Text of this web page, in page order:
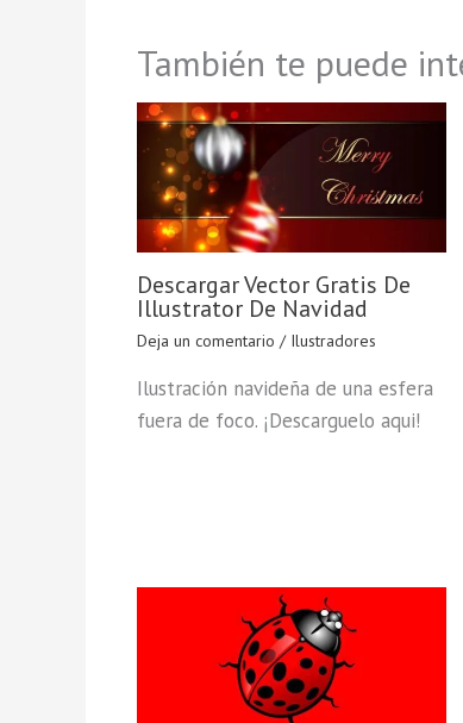
También te puede
Descargar Vector Gratis De
Illustrator De Navidad
Deja un comentario / Ilustradores
Ilustración navideña de una esfera
fuera de foco. ¡Descarguelo aqui!